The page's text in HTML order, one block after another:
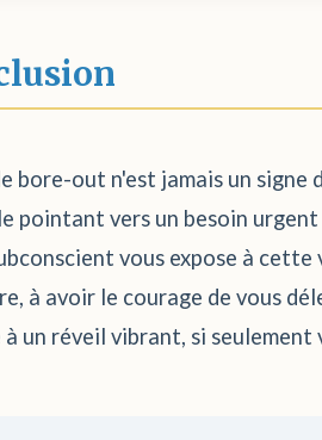
bore-out n'est jamais un signe
pointant vers un besoin
vous expose à
à avoir le courage de vous
à un réveil vibrant, si seulement